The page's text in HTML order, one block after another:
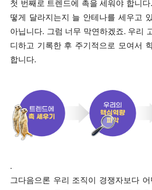
첫 번째로 트렌드에 촉을 세워야 합니
떻게 달라지는지 늘 안테나를 세우고
아닙니다. 그럼 너무 막연하겠죠. 우리
디하고 기록한 후 주기적으로 모여서
합니다.
.
그다음으론 우리 조직이 경쟁자보다